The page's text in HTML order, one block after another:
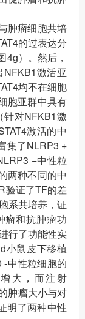
肿瘤细胞共培
的过表达分
4g）。然后，
激活亚
均不在细胞
胞亚群中具有
针对NFKB1激
激活的中
集了NLRP3 +
−中性粒
两种不同的中
验证了TF的差
系共培养，证
瘤和抗肿瘤功
行了功能性实
小鼠皮下移植
-中性粒细胞的
大，而注射
肿瘤大小与对
明了两种中性